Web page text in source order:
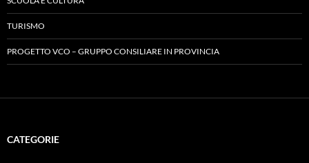
TURISMO
PROGETTO VCO – GRUPPO CONSILIARE IN PROVINCIA
CATEGORIE